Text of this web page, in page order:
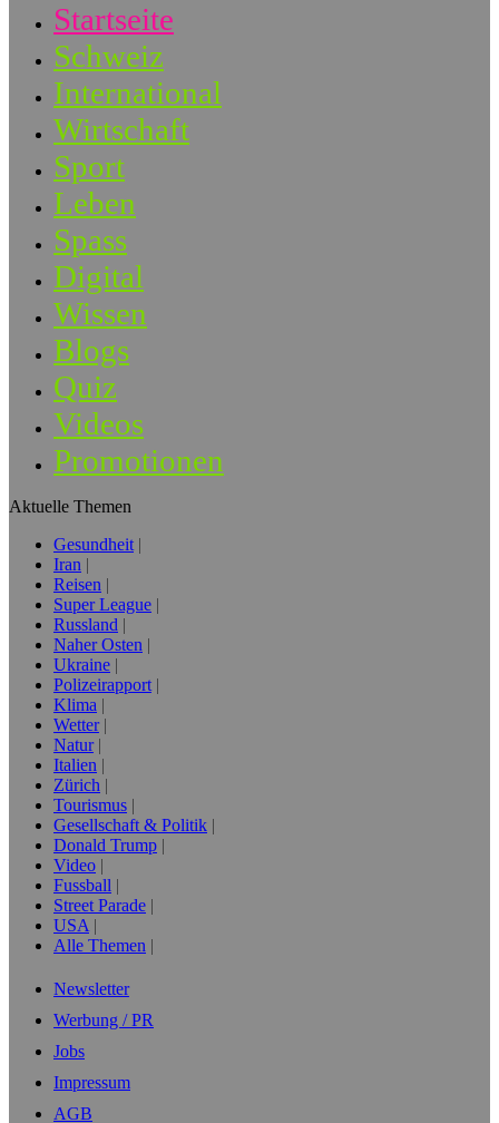
Startseite
Schweiz
International
Wirtschaft
Sport
Leben
Spass
Digital
Wissen
Blogs
Quiz
Videos
Promotionen
Aktuelle Themen
Gesundheit
Iran
Reisen
Super League
Russland
Naher Osten
Ukraine
Polizeirapport
Klima
Wetter
Natur
Italien
Zürich
Tourismus
Gesellschaft & Politik
Donald Trump
Video
Fussball
Street Parade
USA
Alle Themen
Newsletter
Werbung / PR
Jobs
Impressum
AGB